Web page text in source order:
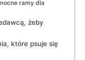
ramy dla
żeby
które psuje się